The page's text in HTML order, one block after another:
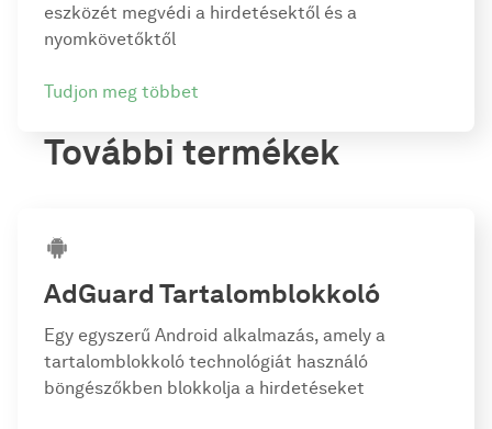
eszközét megvédi a hirdetésektől és a
nyomkövetőktől
Tudjon meg többet
További termékek
AdGuard Tartalomblokkoló
Egy egyszerű Android alkalmazás, amely a
tartalomblokkoló technológiát használó
böngészőkben blokkolja a hirdetéseket